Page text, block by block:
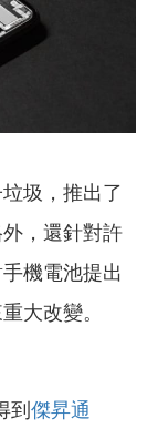
圾，推出了
，還針對許
機電池提出
大改變。
到 傑昇通